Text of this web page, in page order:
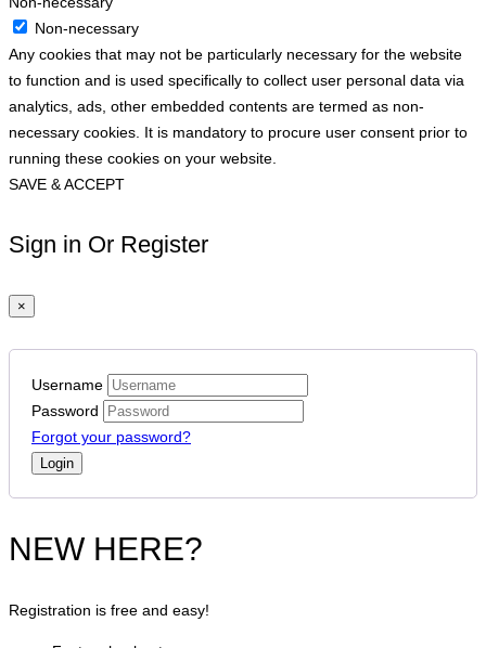
Non-necessary
Any cookies that may not be particularly necessary for the website
to function and is used specifically to collect user personal data via
analytics, ads, other embedded contents are termed as non-
necessary cookies. It is mandatory to procure user consent prior to
running these cookies on your website.
SAVE & ACCEPT
Sign in Or Register
×
Username
Password
Forgot your password?
NEW HERE?
Registration is free and easy!